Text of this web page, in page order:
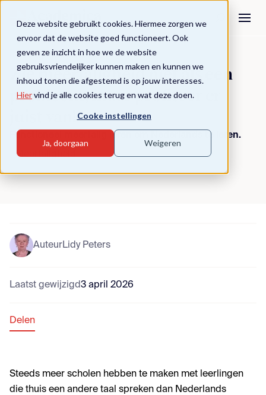
Deze website gebruikt cookies. Hiermee zorgen we
ervoor dat de website goed functioneert. Ook
geven ze inzicht in hoe we de website
gebruiksvriendelijker kunnen maken en kunnen we
inhoud tonen die afgestemd is op jouw interesses.
Hiervind je alle cookies terug en wat deze doen.
Cooke instellingen
Ja, doorgaan Weigeren
Terug naar overzicht
Zie meertaligheid niet als een
probleem, maar profiteer er
juist van!
Functioneel meertalig leren om Nederlands te leren.
Meertaligheid
AuteurLidy Peters
Laatst gewijzigd3 april 2026
Delen
Steeds meer scholen hebben te maken met leerlingen
die thuis een andere taal spreken dan Nederlands